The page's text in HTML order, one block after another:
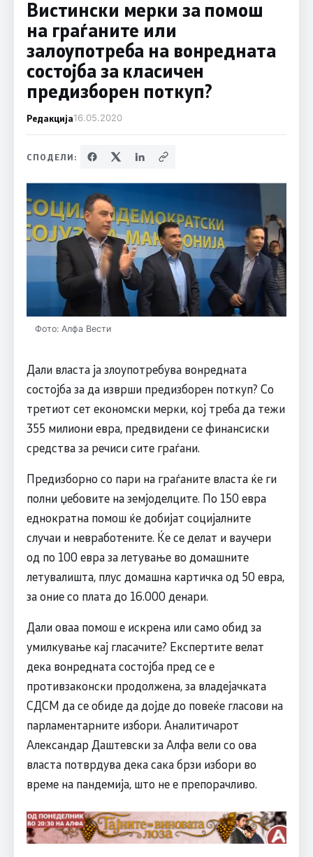
Вистински мерки за помош
на граѓаните или
залоупотреба на вонредната
состојба за класичен
предизборен поткуп?
Редакција16.05.2020
СПОДЕЛИ:
Фото: Алфа Вести
Дали власта ја злоупотребува вонредната
состојба за да изврши предизборен поткуп? Со
третиот сет економски мерки, кој треба да тежи
355 милиони евра, предвидени се финансиски
средства за речиси сите граѓани.
Предизборно со пари на граѓаните власта ќе ги
полни џебовите на земјоделците. По 150 евра
еднократна помош ќе добијат социјалните
случаи и невработените. Ќе се делат и ваучери
од по 100 евра за летување во домашните
летувалишта, плус домашна картичка од 50 евра,
за оние со плата до 16.000 денари.
Дали оваа помош е искрена или само обид за
умилкување кај гласачите? Експертите велат
дека вонредната состојба пред се е
противзаконски продолжена, за владејачката
СДСМ да се обиде да дојде до повеќе гласови на
парламентарните избори. Аналитичарот
Александар Даштевски за Алфа вели со ова
власта потврдува дека сака брзи избори во
време на пандемија, што не е препорачливо.